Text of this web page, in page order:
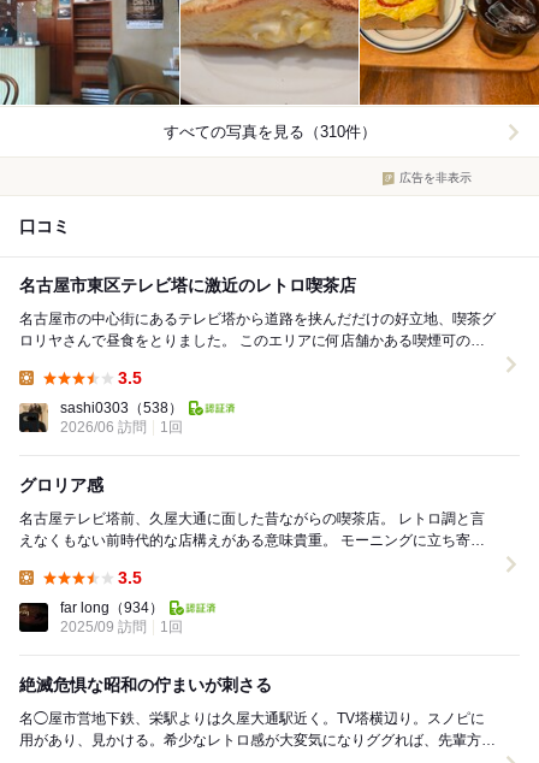
すべての写真を見る（310件）
広告を非表示
口コミ
名古屋市東区テレビ塔に激近のレトロ喫茶店
名古屋市の中心街にあるテレビ塔から道路を挟んだだけの好立地、喫茶グ
ロリヤさんで昼食をとりました。 このエリアに何店舗かある喫煙可のレ
3.5
sashi0303 （538）
2026/06 訪問
1回
グロリア感
名古屋テレビ塔前、久屋大通に面した昔ながらの喫茶店。 レトロ調と言
えなくもない前時代的な店構えがある意味貴重。 モーニングに立ち寄っ
3.5
far long （934）
2025/09 訪問
1回
絶滅危惧な昭和の佇まいが刺さる
名◯屋市営地下鉄、栄駅よりは久屋大通駅近く。TV塔横辺り。スノピに
用があり、見かける。希少なレトロ感が大変気になりググれば、先輩方の